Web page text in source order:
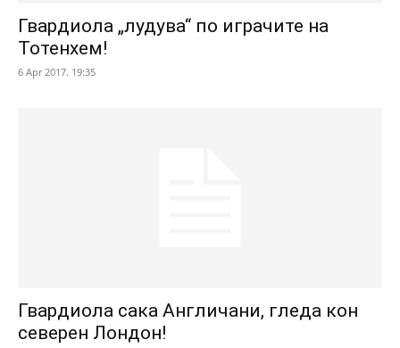
Гвардиола „лудува“ по играчите на
Тотенхем!
6 Apr 2017. 19:35
Гвардиола сака Англичани, гледа кон
северен Лондон!